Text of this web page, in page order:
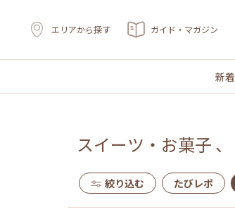
エリアから探す ガイド・マガジン
新着
スイーツ・お菓子 、
絞り込む たびレポ